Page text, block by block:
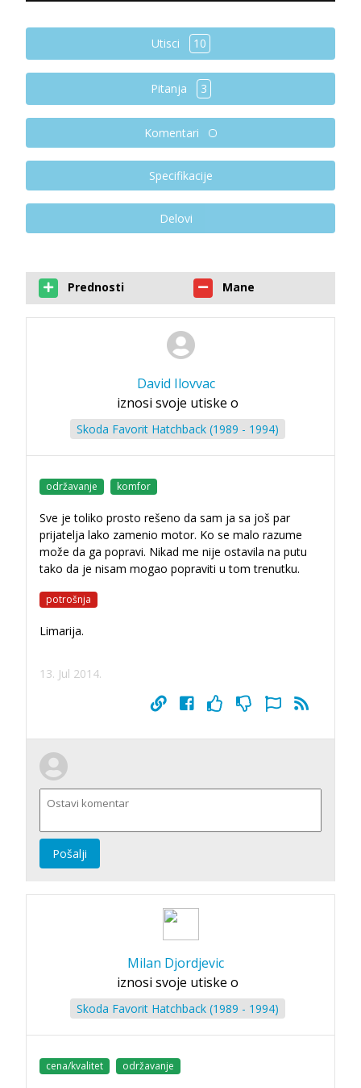
Utisci 10
Pitanja 3
Komentari
Specifikacije
Delovi
Prednosti Mane
David Ilovvac
iznosi svoje utiske o
Skoda Favorit Hatchback (1989 - 1994)
održavanje komfor
Sve je toliko prosto rešeno da sam ja sa još par
prijatelja lako zamenio motor. Ko se malo razume
može da ga popravi. Nikad me nije ostavila na putu
tako da je nisam mogao popraviti u tom trenutku.
potrošnja
Limarija.
13. Jul 2014.
Pošalji
Milan Djordjevic
iznosi svoje utiske o
Skoda Favorit Hatchback (1989 - 1994)
cena/kvalitet održavanje